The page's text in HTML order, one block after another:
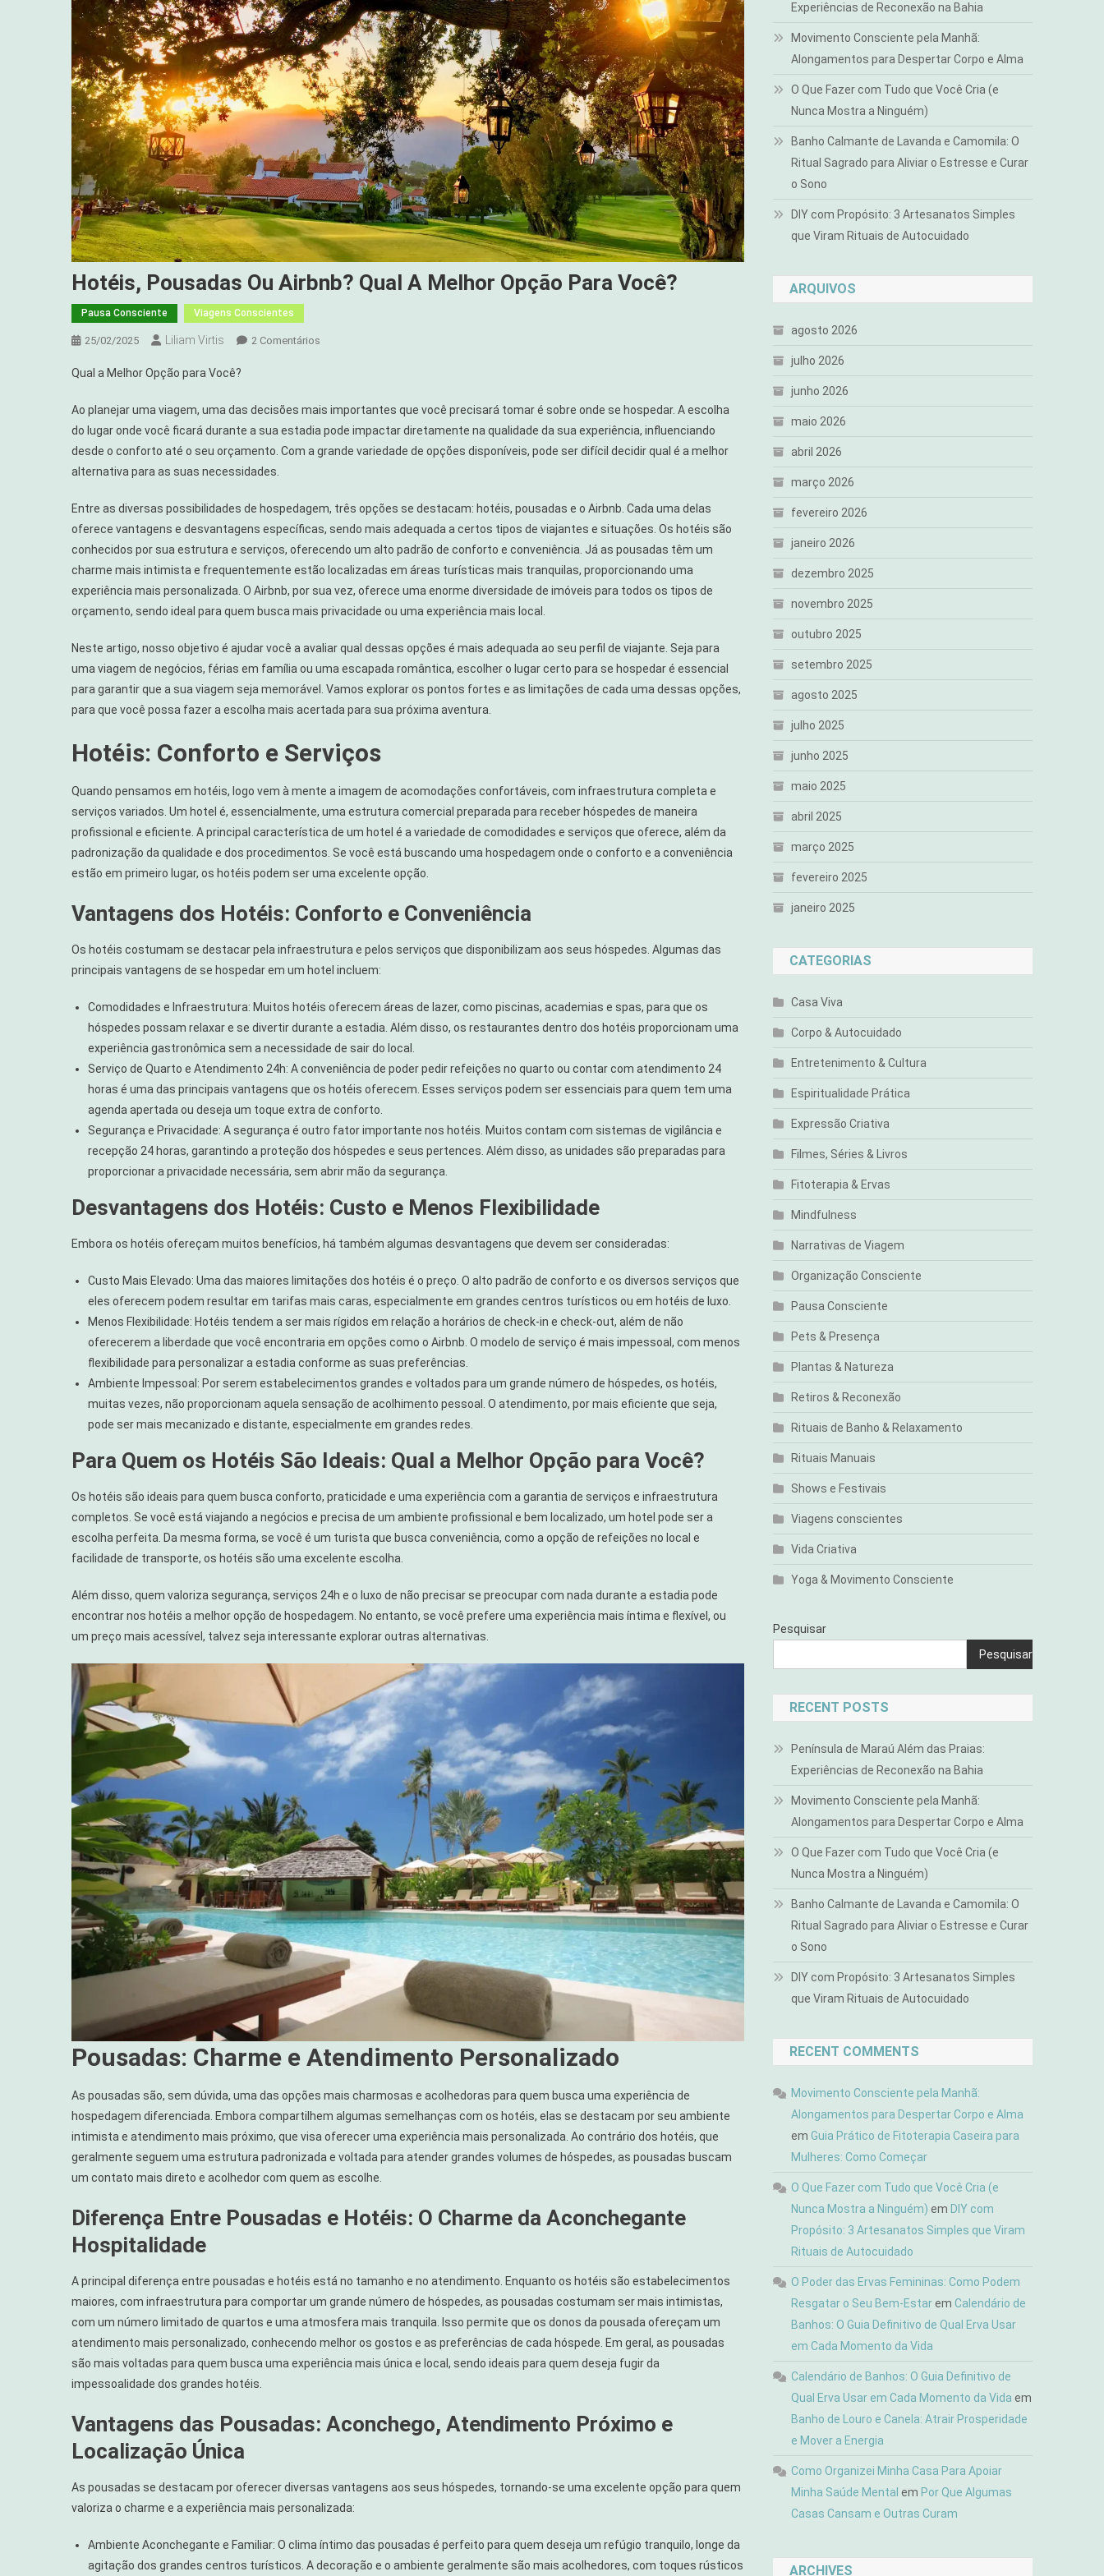
Hotéis, Pousadas Ou Airbnb? Qual A Melhor Opção Para Você?
Pausa Consciente Viagens Conscientes
25/02/2025 Liliam Virtis 2 Comentários
Airbnb?
Qual
A
Para
Você?
Qual a Melhor Opção para Você?
Ao planejar uma viagem, uma das decisões mais importantes que você precisará tomar é sobre onde se hospedar. A escolha
do lugar onde você ficará durante a sua estadia pode impactar diretamente na qualidade da sua experiência, influenciando
desde o conforto até o seu orçamento. Com a grande variedade de opções disponíveis, pode ser difícil decidir qual é a melhor
alternativa para as suas necessidades.
Entre as diversas possibilidades de hospedagem, três opções se destacam: hotéis, pousadas e o Airbnb. Cada uma delas
oferece vantagens e desvantagens específicas, sendo mais adequada a certos tipos de viajantes e situações. Os hotéis são
conhecidos por sua estrutura e serviços, oferecendo um alto padrão de conforto e conveniência. Já as pousadas têm um
charme mais intimista e frequentemente estão localizadas em áreas turísticas mais tranquilas, proporcionando uma
experiência mais personalizada. O Airbnb, por sua vez, oferece uma enorme diversidade de imóveis para todos os tipos de
orçamento, sendo ideal para quem busca mais privacidade ou uma experiência mais local.
Neste artigo, nosso objetivo é ajudar você a avaliar qual dessas opções é mais adequada ao seu perfil de viajante. Seja para
uma viagem de negócios, férias em família ou uma escapada romântica, escolher o lugar certo para se hospedar é essencial
para garantir que a sua viagem seja memorável. Vamos explorar os pontos fortes e as limitações de cada uma dessas opções,
para que você possa fazer a escolha mais acertada para sua próxima aventura.
Hotéis: Conforto e Serviços
Quando pensamos em hotéis, logo vem à mente a imagem de acomodações confortáveis, com infraestrutura completa e
serviços variados. Um hotel é, essencialmente, uma estrutura comercial preparada para receber hóspedes de maneira
profissional e eficiente. A principal característica de um hotel é a variedade de comodidades e serviços que oferece, além da
padronização da qualidade e dos procedimentos. Se você está buscando uma hospedagem onde o conforto e a conveniência
estão em primeiro lugar, os hotéis podem ser uma excelente opção.
Vantagens dos Hotéis: Conforto e Conveniência
Os hotéis costumam se destacar pela infraestrutura e pelos serviços que disponibilizam aos seus hóspedes. Algumas das
principais vantagens de se hospedar em um hotel incluem:
Comodidades e Infraestrutura: Muitos hotéis oferecem áreas de lazer, como piscinas, academias e spas, para que os
hóspedes possam relaxar e se divertir durante a estadia. Além disso, os restaurantes dentro dos hotéis proporcionam uma
experiência gastronômica sem a necessidade de sair do local.
Serviço de Quarto e Atendimento 24h: A conveniência de poder pedir refeições no quarto ou contar com atendimento 24
horas é uma das principais vantagens que os hotéis oferecem. Esses serviços podem ser essenciais para quem tem uma
agenda apertada ou deseja um toque extra de conforto.
Segurança e Privacidade: A segurança é outro fator importante nos hotéis. Muitos contam com sistemas de vigilância e
recepção 24 horas, garantindo a proteção dos hóspedes e seus pertences. Além disso, as unidades são preparadas para
proporcionar a privacidade necessária, sem abrir mão da segurança.
Desvantagens dos Hotéis: Custo e Menos Flexibilidade
Embora os hotéis ofereçam muitos benefícios, há também algumas desvantagens que devem ser consideradas:
Custo Mais Elevado: Uma das maiores limitações dos hotéis é o preço. O alto padrão de conforto e os diversos serviços que
eles oferecem podem resultar em tarifas mais caras, especialmente em grandes centros turísticos ou em hotéis de luxo.
Menos Flexibilidade: Hotéis tendem a ser mais rígidos em relação a horários de check-in e check-out, além de não
oferecerem a liberdade que você encontraria em opções como o Airbnb. O modelo de serviço é mais impessoal, com menos
flexibilidade para personalizar a estadia conforme as suas preferências.
Ambiente Impessoal: Por serem estabelecimentos grandes e voltados para um grande número de hóspedes, os hotéis,
muitas vezes, não proporcionam aquela sensação de acolhimento pessoal. O atendimento, por mais eficiente que seja,
pode ser mais mecanizado e distante, especialmente em grandes redes.
Para Quem os Hotéis São Ideais: Qual a Melhor Opção para Você?
Os hotéis são ideais para quem busca conforto, praticidade e uma experiência com a garantia de serviços e infraestrutura
completos. Se você está viajando a negócios e precisa de um ambiente profissional e bem localizado, um hotel pode ser a
escolha perfeita. Da mesma forma, se você é um turista que busca conveniência, como a opção de refeições no local e
facilidade de transporte, os hotéis são uma excelente escolha.
Além disso, quem valoriza segurança, serviços 24h e o luxo de não precisar se preocupar com nada durante a estadia pode
encontrar nos hotéis a melhor opção de hospedagem. No entanto, se você prefere uma experiência mais íntima e flexível, ou
um preço mais acessível, talvez seja interessante explorar outras alternativas.
Pousadas: Charme e Atendimento Personalizado
As pousadas são, sem dúvida, uma das opções mais charmosas e acolhedoras para quem busca uma experiência de
hospedagem diferenciada. Embora compartilhem algumas semelhanças com os hotéis, elas se destacam por seu ambiente
intimista e atendimento mais próximo, que visa oferecer uma experiência mais personalizada. Ao contrário dos hotéis, que
geralmente seguem uma estrutura padronizada e voltada para atender grandes volumes de hóspedes, as pousadas buscam
um contato mais direto e acolhedor com quem as escolhe.
Diferença Entre Pousadas e Hotéis: O Charme da Aconchegante
Hospitalidade
A principal diferença entre pousadas e hotéis está no tamanho e no atendimento. Enquanto os hotéis são estabelecimentos
maiores, com infraestrutura para comportar um grande número de hóspedes, as pousadas costumam ser mais intimistas,
com um número limitado de quartos e uma atmosfera mais tranquila. Isso permite que os donos da pousada ofereçam um
atendimento mais personalizado, conhecendo melhor os gostos e as preferências de cada hóspede. Em geral, as pousadas
são mais voltadas para quem busca uma experiência mais única e local, sendo ideais para quem deseja fugir da
impessoalidade dos grandes hotéis.
Vantagens das Pousadas: Aconchego, Atendimento Próximo e
Localização Única
As pousadas se destacam por oferecer diversas vantagens aos seus hóspedes, tornando-se uma excelente opção para quem
valoriza o charme e a experiência mais personalizada:
Ambiente Aconchegante e Familiar: O clima íntimo das pousadas é perfeito para quem deseja um refúgio tranquilo, longe da
agitação dos grandes centros turísticos. A decoração e o ambiente geralmente são mais acolhedores, com toques rústicos
Experiências de Reconexão na Bahia
Movimento Consciente pela Manhã:
Alongamentos para Despertar Corpo e Alma
O Que Fazer com Tudo que Você Cria (e
Nunca Mostra a Ninguém)
Banho Calmante de Lavanda e Camomila: O
Ritual Sagrado para Aliviar o Estresse e Curar
o Sono
DIY com Propósito: 3 Artesanatos Simples
que Viram Rituais de Autocuidado
ARQUIVOS
agosto 2026
julho 2026
junho 2026
maio 2026
abril 2026
março 2026
fevereiro 2026
janeiro 2026
dezembro 2025
novembro 2025
outubro 2025
setembro 2025
agosto 2025
julho 2025
junho 2025
maio 2025
abril 2025
março 2025
fevereiro 2025
janeiro 2025
CATEGORIAS
Casa Viva
Corpo & Autocuidado
Entretenimento & Cultura
Espiritualidade Prática
Expressão Criativa
Filmes, Séries & Livros
Fitoterapia & Ervas
Mindfulness
Narrativas de Viagem
Organização Consciente
Pausa Consciente
Pets & Presença
Plantas & Natureza
Retiros & Reconexão
Rituais de Banho & Relaxamento
Rituais Manuais
Shows e Festivais
Viagens conscientes
Vida Criativa
Yoga & Movimento Consciente
Pesquisar
Pesquisar
RECENT POSTS
Península de Maraú Além das Praias:
Experiências de Reconexão na Bahia
Movimento Consciente pela Manhã:
Alongamentos para Despertar Corpo e Alma
O Que Fazer com Tudo que Você Cria (e
Nunca Mostra a Ninguém)
Banho Calmante de Lavanda e Camomila: O
Ritual Sagrado para Aliviar o Estresse e Curar
o Sono
DIY com Propósito: 3 Artesanatos Simples
que Viram Rituais de Autocuidado
RECENT COMMENTS
Movimento Consciente pela Manhã:
Alongamentos para Despertar Corpo e Alma
emGuia Prático de Fitoterapia Caseira para
Mulheres: Como Começar
O Que Fazer com Tudo que Você Cria (e
Nunca Mostra a Ninguém) em DIY com
Propósito: 3 Artesanatos Simples que Viram
Rituais de Autocuidado
O Poder das Ervas Femininas: Como Podem
Resgatar o Seu Bem-EstaremCalendário de
Banhos: O Guia Definitivo de Qual Erva Usar
em Cada Momento da Vida
Calendário de Banhos: O Guia Definitivo de
Qual Erva Usar em Cada Momento da Vida em
Banho de Louro e Canela: Atrair Prosperidade
e Mover a Energia
Como Organizei Minha Casa Para Apoiar
Minha Saúde Mental em Por Que Algumas
Casas Cansam e Outras Curam
ARCHIVES